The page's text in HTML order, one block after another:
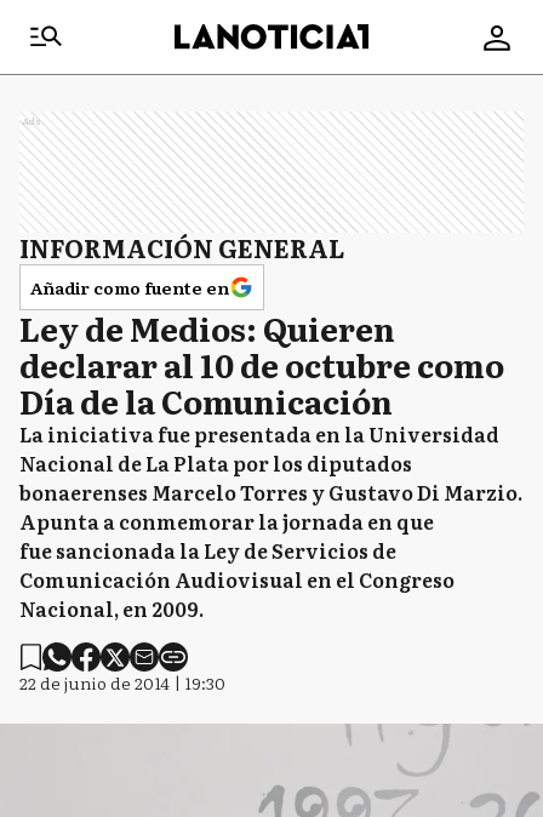
Ads
INFORMACIÓN GENERAL
Añadir como fuente en
Ley de Medios: Quieren
declarar al 10 de octubre como
Día de la Comunicación
La iniciativa fue presentada en la Universidad
Nacional de La Plata por los diputados
bonaerenses Marcelo Torres y Gustavo Di Marzio.
Apunta a conmemorar la jornada en que
fue sancionada la Ley de Servicios de
Comunicación Audiovisual en el Congreso
Nacional, en 2009.
22 de junio de 2014 | 19:30